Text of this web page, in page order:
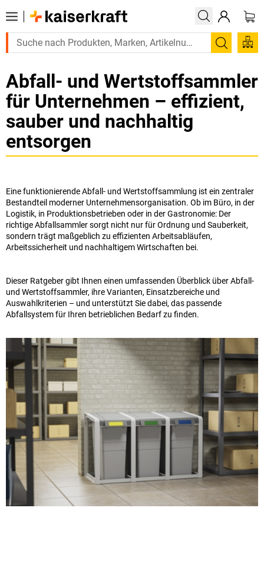
Suchen
Abfall- und Wertstoffsammler
für Unternehmen – effizient,
sauber und nachhaltig
entsorgen
Eine funktionierende Abfall- und Wertstoffsammlung ist ein zentraler
Bestandteil moderner Unternehmensorganisation. Ob im Büro, in der
Logistik, in Produktionsbetrieben oder in der Gastronomie: Der
richtige Abfallsammler sorgt nicht nur für Ordnung und Sauberkeit,
sondern trägt maßgeblich zu effizienten Arbeitsabläufen,
Arbeitssicherheit und nachhaltigem Wirtschaften bei.
Dieser Ratgeber gibt Ihnen einen umfassenden Überblick über Abfall-
und Wertstoffsammler, ihre Varianten, Einsatzbereiche und
Auswahlkriterien – und unterstützt Sie dabei, das passende
Abfallsystem für Ihren betrieblichen Bedarf zu finden.